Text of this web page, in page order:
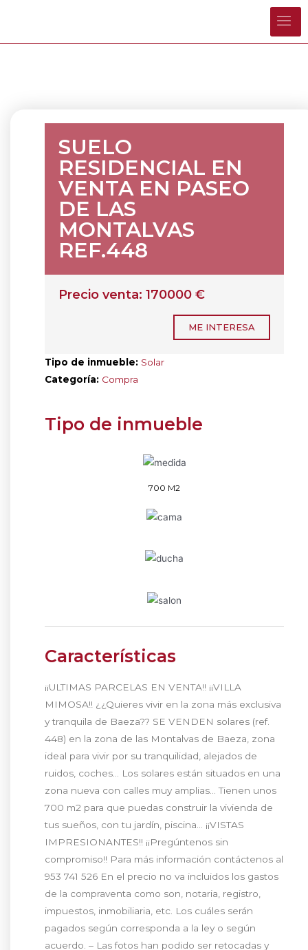
SUELO
RESIDENCIAL EN
VENTA EN PASEO
DE LAS
MONTALVAS
REF.448
Precio venta: 170000 €
ME INTERESA
Tipo de inmueble: Solar
Categoría: Compra
Tipo de inmueble
700 M2
Características
¡¡ULTIMAS PARCELAS EN VENTA!! ¡¡VILLA
MIMOSA!! ¿¿Quieres vivir en la zona más exclusiva
y tranquila de Baeza?? SE VENDEN solares (ref.
448) en la zona de las Montalvas de Baeza, zona
ideal para vivir por su tranquilidad, alejados de
ruidos, coches… Los solares están situados en una
zona nueva con calles muy amplias… Tienen unos
700 m2 para que puedas construir la vivienda de
tus sueños, con tu jardín, piscina… ¡¡VISTAS
IMPRESIONANTES!! ¡¡Pregúntenos sin
compromiso!! Para más información contáctenos al
953 741 526 En el precio no va incluidos los gastos
de la compraventa como son, notaria, registro,
impuestos, inmobiliaria, etc. Los cuáles serán
pagados según corresponda a la ley o según
acuerdo. – Las fotos han podido ser retocadas y